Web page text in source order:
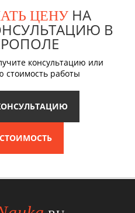
ЦЕНУНА
В
консультацию или
стоимость работы